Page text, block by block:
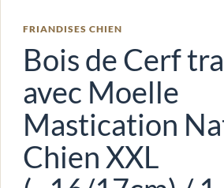
FRIANDISES CHIEN
Bois de Cerf
avec Moelle
Mastication
Chien XXL